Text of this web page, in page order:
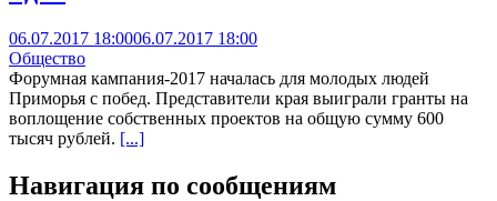
06.07.2017 18:0006.07.2017 18:00
Общество
Форумная кампания-2017 началась для молодых людей
Приморья с побед. Представители края выиграли гранты на
воплощение собственных проектов на общую сумму 600
тысяч рублей. [...]
Навигация по сообщениям